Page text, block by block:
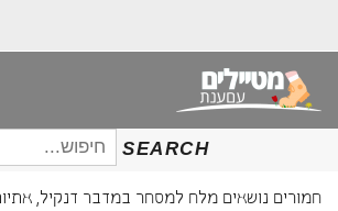
SEARCH
חיפוש
עבור: